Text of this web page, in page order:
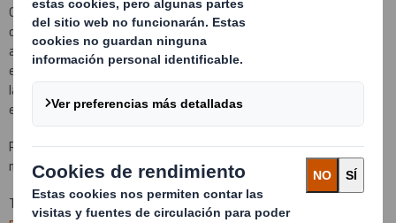
Contamos con diferentes diseños de contenedores plegables
dependiendo de sus necesidades y las de su producto, de fácil
acceso para productos grandes y voluminosos que tienen un
embalado complicado, CKD especialmente diseñado para soportar
las exigencias del transporte marítimo y KIT sencillo para ahorrarle
espacio.
Póngase en contacto con nosotros para averiguar cuál es el que
mejor se adapta a su necesidad.
También puede consultar nuestra gama deembalajes retornables